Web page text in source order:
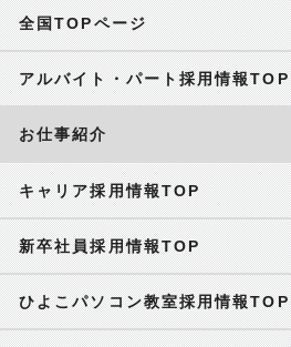
全国TOPページ
アルバイト・パート採用情報TOP
お仕事紹介
キャリア採用情報TOP
新卒社員採用情報TOP
ひよこパソコン教室採用情報TOP